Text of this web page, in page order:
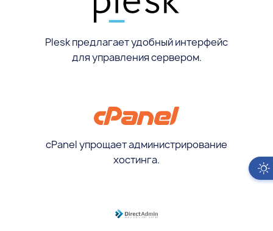
Plesk предлагает удобный интерфейс
для управления сервером.
cPanel упрощает администрирование
хостинга.